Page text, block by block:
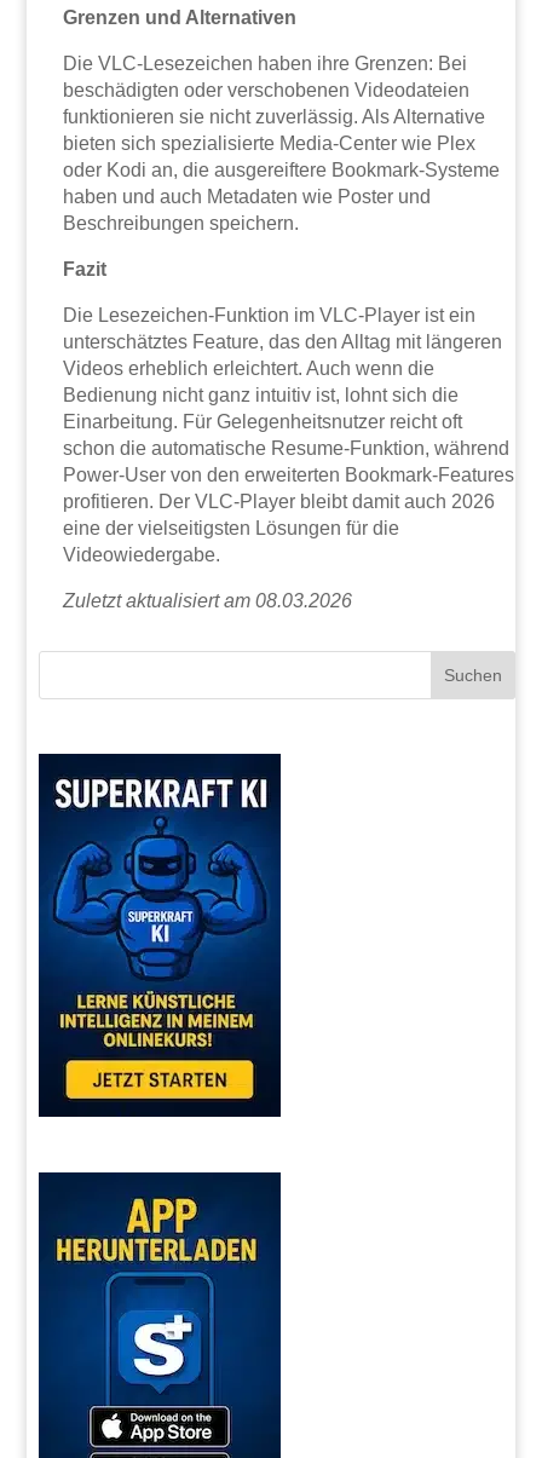
Grenzen und Alternativen
Die VLC-Lesezeichen haben ihre Grenzen: Bei
beschädigten oder verschobenen Videodateien
funktionieren sie nicht zuverlässig. Als Alternative
bieten sich spezialisierte Media-Center wie Plex
oder Kodi an, die ausgereiftere Bookmark-Systeme
haben und auch Metadaten wie Poster und
Beschreibungen speichern.
Fazit
Die Lesezeichen-Funktion im VLC-Player ist ein
unterschätztes Feature, das den Alltag mit längeren
Videos erheblich erleichtert. Auch wenn die
Bedienung nicht ganz intuitiv ist, lohnt sich die
Einarbeitung. Für Gelegenheitsnutzer reicht oft
schon die automatische Resume-Funktion, während
Power-User von den erweiterten Bookmark-Features
profitieren. Der VLC-Player bleibt damit auch 2026
eine der vielseitigsten Lösungen für die
Videowiedergabe.
Zuletzt aktualisiert am 08.03.2026